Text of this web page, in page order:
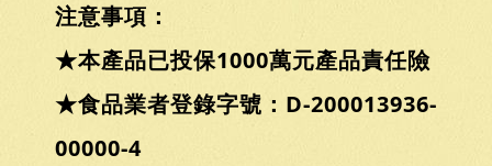
注意事項：
★本產品已投保1000萬元產品責任險
★食品業者登錄字號：D-200013936-
00000-4